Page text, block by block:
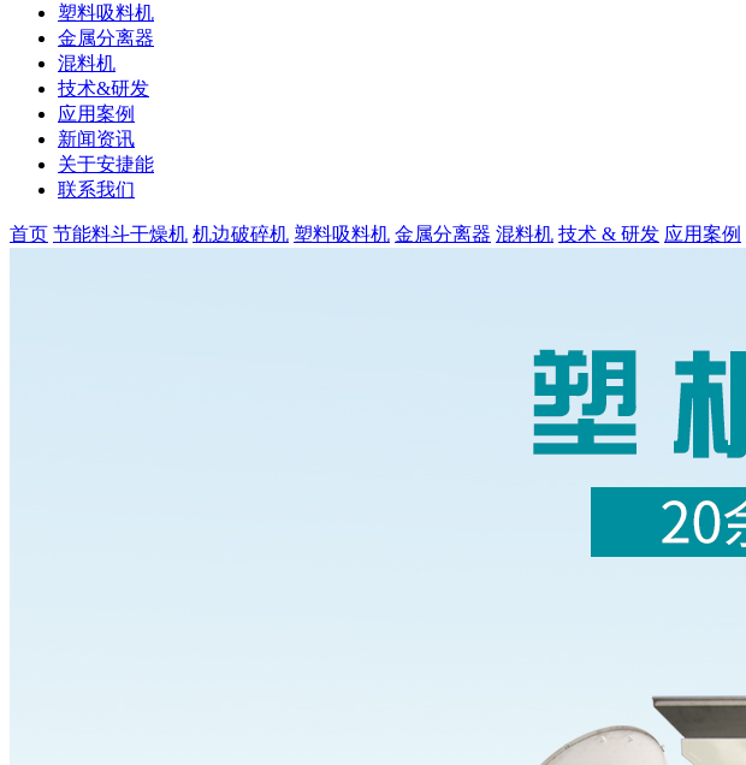
塑料吸料机
金属分离器
混料机
技术&研发
应用案例
新闻资讯
关于安捷能
联系我们
首页 节能料斗干燥机 机边破碎机 塑料吸料机 金属分离器 混料机 技术 & 研发 应用案例